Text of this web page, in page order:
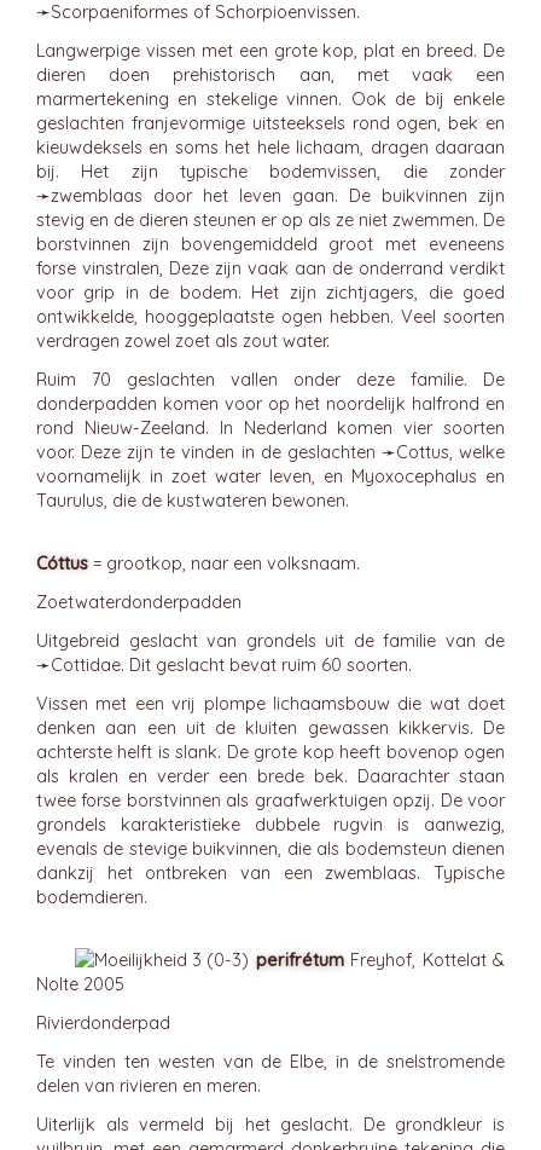
➛Scorpaeniformes of Schorpioenvissen.
Langwerpige vissen met een grote kop, plat en breed. De
dieren doen prehistorisch aan, met vaak een
marmertekening en stekelige vinnen. Ook de bij enkele
geslachten franjevormige uitsteeksels rond ogen, bek en
kieuwdeksels en soms het hele lichaam, dragen daaraan
bij. Het zijn typische bodemvissen, die zonder
➛zwemblaas door het leven gaan. De buikvinnen zijn
stevig en de dieren steunen er op als ze niet zwemmen. De
borstvinnen zijn bovengemiddeld groot met eveneens
forse vinstralen, Deze zijn vaak aan de onderrand verdikt
voor grip in de bodem. Het zijn zichtjagers, die goed
ontwikkelde, hooggeplaatste ogen hebben. Veel soorten
verdragen zowel zoet als zout water.
Ruim 70 geslachten vallen onder deze familie. De
donderpadden komen voor op het noordelijk halfrond en
rond Nieuw-Zeeland. In Nederland komen vier soorten
voor. Deze zijn te vinden in de geslachten ➛Cottus, welke
voornamelijk in zoet water leven, en Myoxocephalus en
Taurulus, die de kustwateren bewonen.
Cóttus = grootkop, naar een volksnaam.
Zoetwaterdonderpadden
Uitgebreid geslacht van grondels uit de familie van de
➛Cottidae. Dit geslacht bevat ruim 60 soorten.
Vissen met een vrij plompe lichaamsbouw die wat doet
denken aan een uit de kluiten gewassen kikkervis. De
achterste helft is slank. De grote kop heeft bovenop ogen
als kralen en verder een brede bek. Daarachter staan
twee forse borstvinnen als graafwerktuigen opzij. De voor
grondels karakteristieke dubbele rugvin is aanwezig,
evenals de stevige buikvinnen, die als bodemsteun dienen
dankzij het ontbreken van een zwemblaas. Typische
bodemdieren.
perifrétum Freyhof, Kottelat &
Nolte 2005
Rivierdonderpad
Te vinden ten westen van de Elbe, in de snelstromende
delen van rivieren en meren.
Uiterlijk als vermeld bij het geslacht. De grondkleur is